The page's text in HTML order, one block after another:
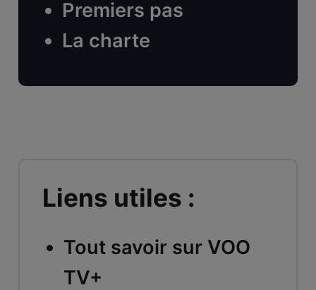
Premiers pas
La charte
Liens utiles :
Tout savoir sur VOO
TV+